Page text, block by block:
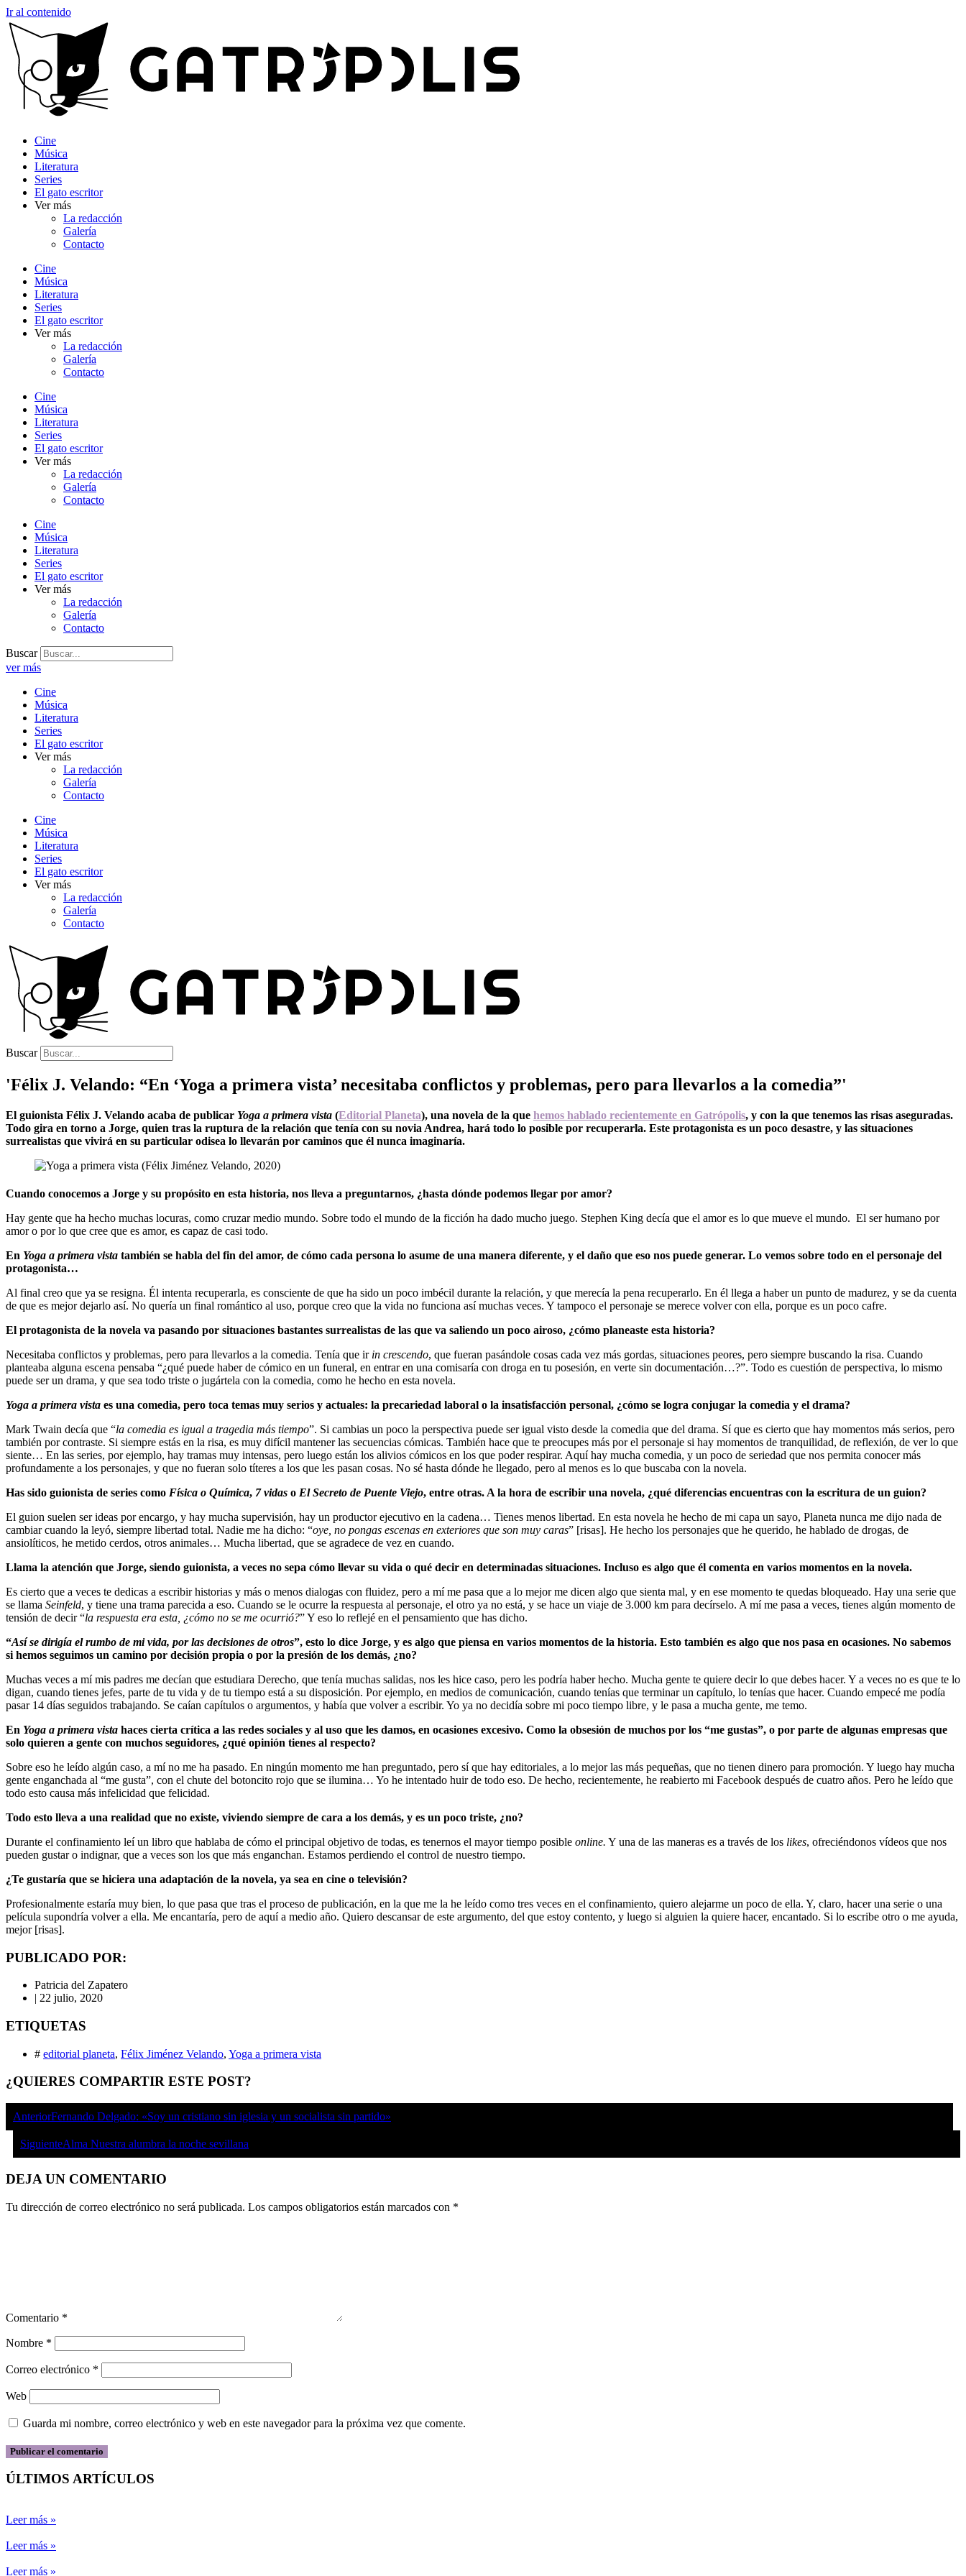
Ir al contenido
Cine
Música
Literatura
Series
El gato escritor
Ver más
La redacción
Galería
Contacto
Cine
Música
Literatura
Series
El gato escritor
Ver más
La redacción
Galería
Contacto
Cine
Música
Literatura
Series
El gato escritor
Ver más
La redacción
Galería
Contacto
Cine
Música
Literatura
Series
El gato escritor
Ver más
La redacción
Galería
Contacto
Buscar
ver más
Cine
Música
Literatura
Series
El gato escritor
Ver más
La redacción
Galería
Contacto
Cine
Música
Literatura
Series
El gato escritor
Ver más
La redacción
Galería
Contacto
Buscar
'Félix J. Velando: “En ‘Yoga a primera vista’ necesitaba conflictos y problemas, pero para llevarlos a la comedia”'
El guionista Félix J. Velando acaba de publicar Yoga a primera vista (Editorial Planeta), una novela de la que hemos hablado recientemente en Gatrópolis, y con la que tenemos las risas aseguradas.
Todo gira en torno a Jorge, quien tras la ruptura de la relación que tenía con su novia Andrea, hará todo lo posible por recuperarla. Este protagonista es un poco desastre, y las situaciones
surrealistas que vivirá en su particular odisea lo llevarán por caminos que él nunca imaginaría.
Cuando conocemos a Jorge y su propósito en esta historia, nos lleva a preguntarnos, ¿hasta dónde podemos llegar por amor?
Hay gente que ha hecho muchas locuras, como cruzar medio mundo. Sobre todo el mundo de la ficción ha dado mucho juego. Stephen King decía que el amor es lo que mueve el mundo. El ser humano por
amor o por lo que cree que es amor, es capaz de casi todo.
En Yoga a primera vista también se habla del fin del amor, de cómo cada persona lo asume de una manera diferente, y el daño que eso nos puede generar. Lo vemos sobre todo en el personaje del
protagonista…
Al final creo que ya se resigna. Él intenta recuperarla, es consciente de que ha sido un poco imbécil durante la relación, y que merecía la pena recuperarlo. En él llega a haber un punto de madurez, y se da cuenta
de que es mejor dejarlo así. No quería un final romántico al uso, porque creo que la vida no funciona así muchas veces. Y tampoco el personaje se merece volver con ella, porque es un poco cafre.
El protagonista de la novela va pasando por situaciones bastantes surrealistas de las que va saliendo un poco airoso, ¿cómo planeaste esta historia?
Necesitaba conflictos y problemas, pero para llevarlos a la comedia. Tenía que ir in crescendo, que fueran pasándole cosas cada vez más gordas, situaciones peores, pero siempre buscando la risa. Cuando
planteaba alguna escena pensaba “¿qué puede haber de cómico en un funeral, en entrar en una comisaría con droga en tu posesión, en verte sin documentación…?”. Todo es cuestión de perspectiva, lo mismo
puede ser un drama, y que sea todo triste o jugártela con la comedia, como he hecho en esta novela.
Yoga a primera vista es una comedia, pero toca temas muy serios y actuales: la precariedad laboral o la insatisfacción personal, ¿cómo se logra conjugar la comedia y el drama?
Mark Twain decía que “la comedia es igual a tragedia más tiempo”. Si cambias un poco la perspectiva puede ser igual visto desde la comedia que del drama. Sí que es cierto que hay momentos más serios, pero
también por contraste. Si siempre estás en la risa, es muy difícil mantener las secuencias cómicas. También hace que te preocupes más por el personaje si hay momentos de tranquilidad, de reflexión, de ver lo que
siente… En las series, por ejemplo, hay tramas muy intensas, pero luego están los alivios cómicos en los que poder respirar. Aquí hay mucha comedia, y un poco de seriedad que nos permita conocer más
profundamente a los personajes, y que no fueran solo títeres a los que les pasan cosas. No sé hasta dónde he llegado, pero al menos es lo que buscaba con la novela.
Has sido guionista de series como Física o Química, 7 vidas o El Secreto de Puente Viejo, entre otras. A la hora de escribir una novela, ¿qué diferencias encuentras con la escritura de un guion?
El guion suelen ser ideas por encargo, y hay mucha supervisión, hay un productor ejecutivo en la cadena… Tienes menos libertad. En esta novela he hecho de mi capa un sayo, Planeta nunca me dijo nada de
cambiar cuando la leyó, siempre libertad total. Nadie me ha dicho: “oye, no pongas escenas en exteriores que son muy caras” [risas]. He hecho los personajes que he querido, he hablado de drogas, de
ansiolíticos, he metido cerdos, otros animales… Mucha libertad, que se agradece de vez en cuando.
Llama la atención que Jorge, siendo guionista, a veces no sepa cómo llevar su vida o qué decir en determinadas situaciones. Incluso es algo que él comenta en varios momentos en la novela.
Es cierto que a veces te dedicas a escribir historias y más o menos dialogas con fluidez, pero a mí me pasa que a lo mejor me dicen algo que sienta mal, y en ese momento te quedas bloqueado. Hay una serie que
se llama Seinfeld, y tiene una trama parecida a eso. Cuando se le ocurre la respuesta al personaje, el otro ya no está, y se hace un viaje de 3.000 km para decírselo. A mí me pasa a veces, tienes algún momento de
tensión de decir “la respuesta era esta, ¿cómo no se me ocurrió?” Y eso lo reflejé en el pensamiento que has dicho.
“Así se dirigía el rumbo de mi vida, por las decisiones de otros”, esto lo dice Jorge, y es algo que piensa en varios momentos de la historia. Esto también es algo que nos pasa en ocasiones. No sabemos
si hemos seguimos un camino por decisión propia o por la presión de los demás, ¿no?
Muchas veces a mí mis padres me decían que estudiara Derecho, que tenía muchas salidas, nos les hice caso, pero les podría haber hecho. Mucha gente te quiere decir lo que debes hacer. Y a veces no es que te lo
digan, cuando tienes jefes, parte de tu vida y de tu tiempo está a su disposición. Por ejemplo, en medios de comunicación, cuando tenías que terminar un capítulo, lo tenías que hacer. Cuando empecé me podía
pasar 14 días seguidos trabajando. Se caían capítulos o argumentos, y había que volver a escribir. Yo ya no decidía sobre mi poco tiempo libre, y le pasa a mucha gente, me temo.
En Yoga a primera vista haces cierta crítica a las redes sociales y al uso que les damos, en ocasiones excesivo. Como la obsesión de muchos por los “me gustas”, o por parte de algunas empresas que
solo quieren a gente con muchos seguidores, ¿qué opinión tienes al respecto?
Sobre eso he leído algún caso, a mí no me ha pasado. En ningún momento me han preguntado, pero sí que hay editoriales, a lo mejor las más pequeñas, que no tienen dinero para promoción. Y luego hay mucha
gente enganchada al “me gusta”, con el chute del botoncito rojo que se ilumina… Yo he intentado huir de todo eso. De hecho, recientemente, he reabierto mi Facebook después de cuatro años. Pero he leído que
todo esto causa más infelicidad que felicidad.
Todo esto lleva a una realidad que no existe, viviendo siempre de cara a los demás, y es un poco triste, ¿no?
Durante el confinamiento leí un libro que hablaba de cómo el principal objetivo de todas, es tenernos el mayor tiempo posible online. Y una de las maneras es a través de los likes, ofreciéndonos vídeos que nos
pueden gustar o indignar, que a veces son los que más enganchan. Estamos perdiendo el control de nuestro tiempo.
¿Te gustaría que se hiciera una adaptación de la novela, ya sea en cine o televisión?
Profesionalmente estaría muy bien, lo que pasa que tras el proceso de publicación, en la que me la he leído como tres veces en el confinamiento, quiero alejarme un poco de ella. Y, claro, hacer una serie o una
película supondría volver a ella. Me encantaría, pero de aquí a medio año. Quiero descansar de este argumento, del que estoy contento, y luego si alguien la quiere hacer, encantado. Si lo escribe otro o me ayuda,
mejor [risas].
PUBLICADO POR:
Patricia del Zapatero
| 22 julio, 2020
ETIQUETAS
# editorial planeta, Félix Jiménez Velando, Yoga a primera vista
¿QUIERES COMPARTIR ESTE POST?
AnteriorFernando Delgado: «Soy un cristiano sin iglesia y un socialista sin partido»
SiguienteAlma Nuestra alumbra la noche sevillana
DEJA UN COMENTARIO
Tu dirección de correo electrónico no será publicada. Los campos obligatorios están marcados con *
Comentario *
Nombre *
Correo electrónico *
Web
Guarda mi nombre, correo electrónico y web en este navegador para la próxima vez que comente.
ÚLTIMOS ARTÍCULOS
Leer más »
Leer más »
Leer más »